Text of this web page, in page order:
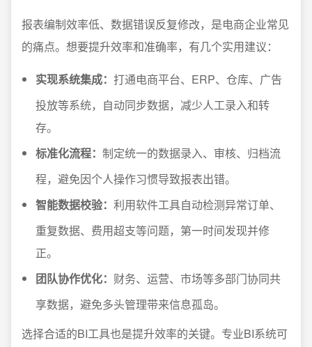
报表编制效率低、数据错误反复修改，是电商企业常见
的痛点。想要提升效率和准确率，有几个实用建议：
实现系统集成： 打通电商平台、ERP、仓库、广告
投放等系统，自动同步数据，减少人工录入和转
存。
标准化流程： 制定统一的数据录入、审核、归档流
程，避免因个人操作习惯导致报表出错。
智能数据校验： 利用软件工具自动检测异常订单、
重复数据、费用超支等问题，第一时间发现并修
正。
团队协作优化： 财务、运营、市场等多部门协同共
享数据，避免多头管理带来信息孤岛。
选择合适的BI工具也是提升效率的关键。专业BI系统可